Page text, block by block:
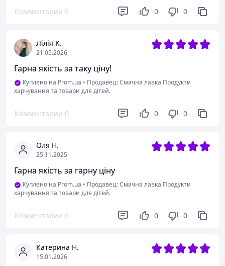
Комментарии 0 0 0
Лілія К.
21.05.2026
Гарна якість за таку ціну!
Куплено на Prom.ua • Продавец: Смачна лавка Продукти
харчування та товари для дітей.
Комментарии 0 0 0
Оля Н.
25.11.2025
Гарна якість за гарну ціну
Куплено на Prom.ua • Продавец: Смачна лавка Продукти
харчування та товари для дітей.
Комментарии 0 0 0
Катерина Н.
15.01.2026